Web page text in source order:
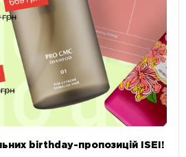
birthday-пропозицій ISEI!